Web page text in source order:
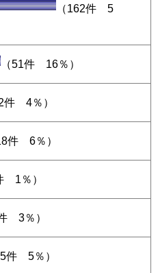
（162件 5
（51件 16％）
件 4％）
件 6％）
1％）
3％）
件 5％）